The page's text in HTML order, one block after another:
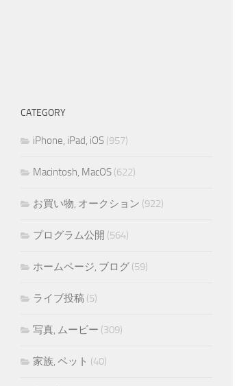
CATEGORY
iPhone, iPad, iOS (957)
Macintosh, MacOS (622)
お買い物, オークション (922)
プログラム公開 (564)
ホームページ, ブログ (59)
ライブ投稿 (5)
写真, ムービー (309)
家族, ペット (40)